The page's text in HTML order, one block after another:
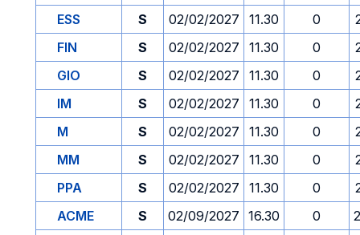
ESS
S 02/02/2027 11.30 0
FIN
S 02/02/2027 11.30 0
GIO
S 02/02/2027 11.30 0
IM
S 02/02/2027 11.30 0
M
S 02/02/2027 11.30 0
MM
S 02/02/2027 11.30 0
PPA
S 02/02/2027 11.30 0
ACME
S 02/09/2027 16.30 0